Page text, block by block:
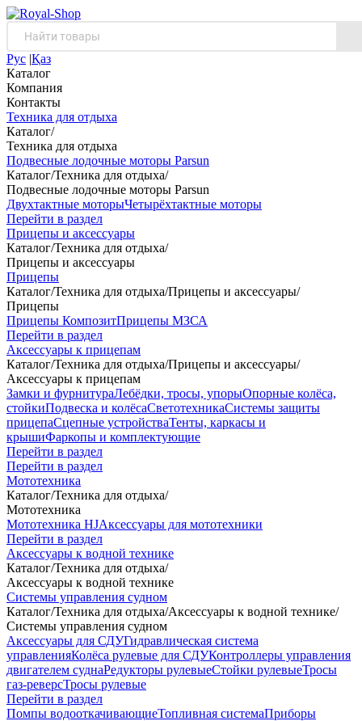
Рус |Қаз
Каталог
Компания
Контакты
Техника для отдыха
Каталог/
Техника для отдыха
Подвесные лодочные моторы Parsun
Каталог/Техника для отдыха/
Подвесные лодочные моторы Parsun
Двухтактные моторыЧетырёхтактные моторы
Перейти в раздел
Прицепы и аксессуары
Каталог/Техника для отдыха/
Прицепы и аксессуары
Прицепы
Каталог/Техника для отдыха/Прицепы и аксессуары/
Прицепы
Прицепы КомпозитПрицепы МЗСА
Перейти в раздел
Аксессуары к прицепам
Каталог/Техника для отдыха/Прицепы и аксессуары/
Аксессуары к прицепам
Замки и фурнитураЛебёдки, тросы, упорыОпорные колёса,
стойкиПодвеска и колёсаСветотехникаСистемы защиты
прицепаСцепные устройстваТенты, каркасы и
крышиФаркопы и комплектующие
Перейти в раздел
Перейти в раздел
Мототехника
Каталог/Техника для отдыха/
Мототехника
Мототехника HJАксессуары для мототехники
Перейти в раздел
Аксессуары к водной технике
Каталог/Техника для отдыха/
Аксессуары к водной технике
Системы управления судном
Каталог/Техника для отдыха/Аксессуары к водной технике/
Системы управления судном
Аксессуары для СДУГидравлическая система
управленияКолёса рулевые для СДУКонтроллеры управления
двигателем суднаРедукторы рулевыеСтойки рулевыеТросы
газ-реверсТросы рулевые
Перейти в раздел
Помпы водооткачивающиеТопливная системаПриборы